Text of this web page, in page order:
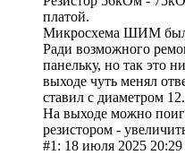
платой.
Микросхема ШИМ
Ради возможного
панельку, но так это
выходе чуть менял
ставил с диаметром
На выходе можно
резистором -
#1: 18 июля 2025 20:29